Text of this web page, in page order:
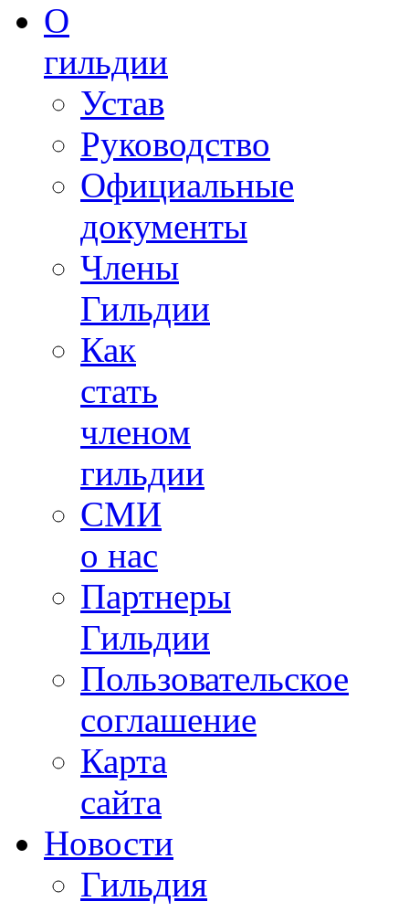
О
гильдии
Устав
Руководство
Официальные
документы
Члены
Гильдии
Как
стать
членом
гильдии
СМИ
о нас
Партнеры
Гильдии
Пользовательское
соглашение
Карта
сайта
Новости
Гильдия